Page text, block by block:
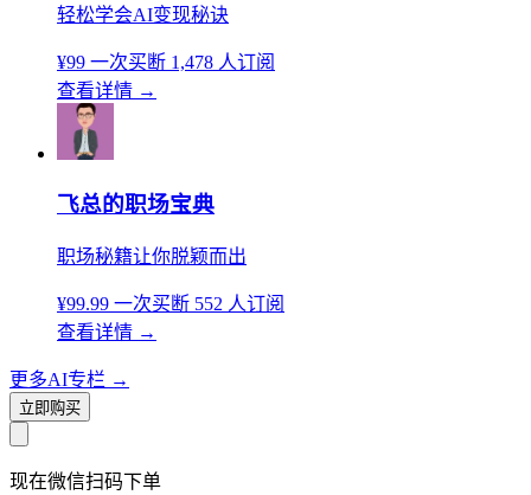
轻松学会AI变现秘诀
¥99 一次买断 1,478 人订阅
查看详情 →
飞总的职场宝典
职场秘籍让你脱颖而出
¥99.99 一次买断 552 人订阅
查看详情 →
更多AI专栏 →
立即购买
现在微信扫码下单